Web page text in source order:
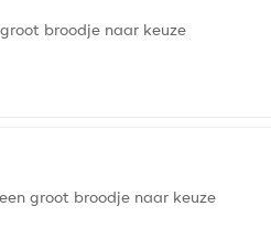
broodje naar keuze
groot broodje naar keuze